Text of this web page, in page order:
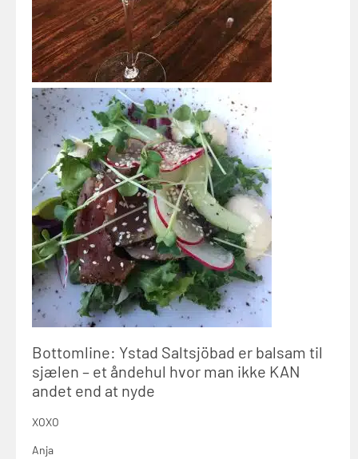
Bottomline: Ystad Saltsjöbad er balsam til
sjælen – et åndehul hvor man ikke KAN
andet end at nyde
XOXO
Anja